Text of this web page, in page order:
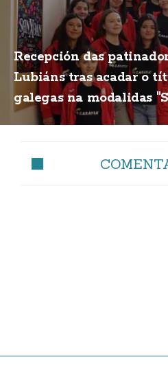
Recepción das
Lubiáns tras acadar o
galegas na modalidas